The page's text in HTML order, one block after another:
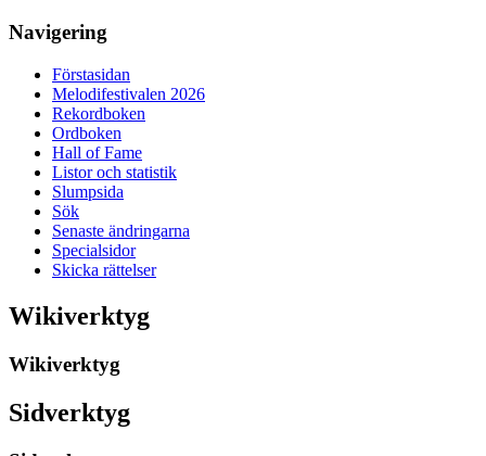
Navigering
Förstasidan
Melodifestivalen 2026
Rekordboken
Ordboken
Hall of Fame
Listor och statistik
Slumpsida
Sök
Senaste ändringarna
Specialsidor
Skicka rättelser
Wikiverktyg
Wikiverktyg
Sidverktyg